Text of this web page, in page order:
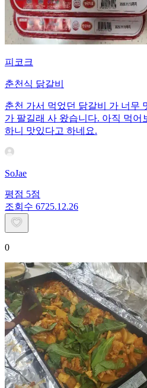
피코크
춘천식 닭갈비
춘천 가서 먹었던 닭갈비 가 너무
가 팔길래 사 왔습니다. 아직 먹어
하니 맛있다고 하네요.
SoJae
평점 5점
조회수 6725.12.26
0